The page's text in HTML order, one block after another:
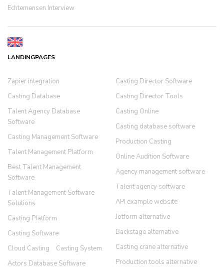
Echtemensen Interview
LANDINGPAGES
Zapier integration
Casting Database
Talent Agency Database
Software
Casting Management Software
Talent Management Platform
Best Talent Management
Software
Talent Management Software
Solutions
Casting Platform
Casting Software
Cloud Casting
Casting System
Actors Database Software
Casting Director Software
Casting Director Tools
Casting Online
Casting database software
Production Casting
Online Audition Software
Agency management software
Talent agency software
API example website
Jotform alternative
Backstage alternative
Casting crane alternative
Production.tools alternative